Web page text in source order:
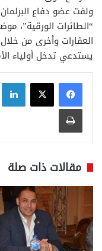
ولفت عضو دفاع
“الطائرات الورقية”،
العقارات وأخرى من
يستدعي تدخل أولياء
طباعة
مقالات ذات صلة